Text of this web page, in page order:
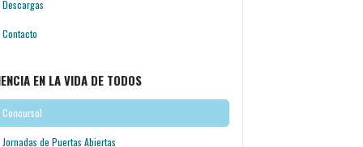
Descargas
Contacto
EN LA VIDA DE TODOS
Concursol
Jornadas de Puertas Abiertas